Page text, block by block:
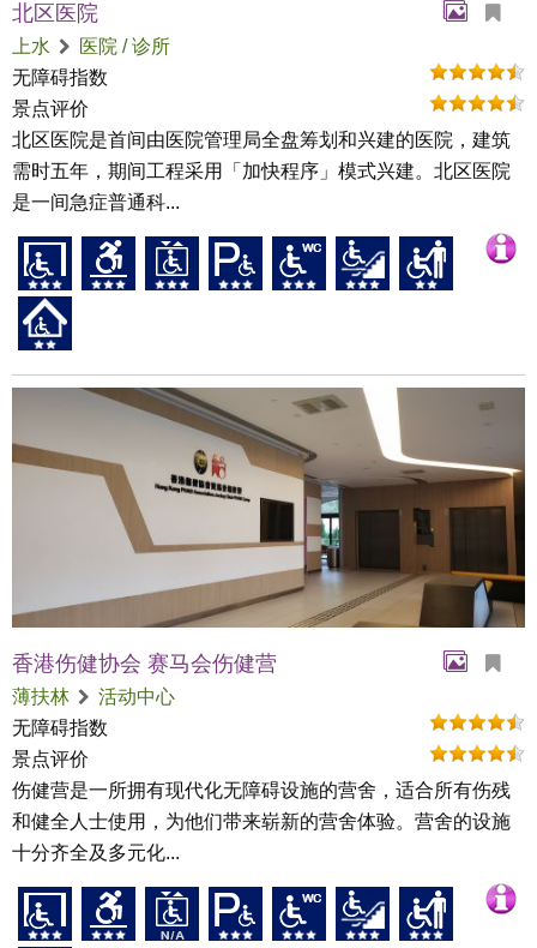
北区医院
上水
医院 / 诊所
无障碍指数
景点评价
北区医院是首间由医院管理局全盘筹划和兴建的医院，建筑
需时五年，期间工程采用「加快程序」模式兴建。北区医院
是一间急症普通科...
香港伤健协会 赛马会伤健营
薄扶林
活动中心
无障碍指数
景点评价
伤健营是一所拥有现代化无障碍设施的营舍，适合所有伤残
和健全人士使用，为他们带来崭新的营舍体验。营舍的设施
十分齐全及多元化...